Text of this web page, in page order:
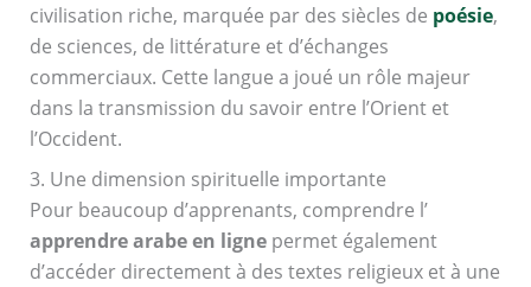
civilisation riche, marquée par des siècles de poésie,
de sciences, de littérature et d’échanges
commerciaux. Cette langue a joué un rôle majeur
dans la transmission du savoir entre l’Orient et
l’Occident.
3. Une dimension spirituelle importante
Pour beaucoup d’apprenants, comprendre l’
apprendre arabe en lignepermet également
d’accéder directement à des textes religieux et à une